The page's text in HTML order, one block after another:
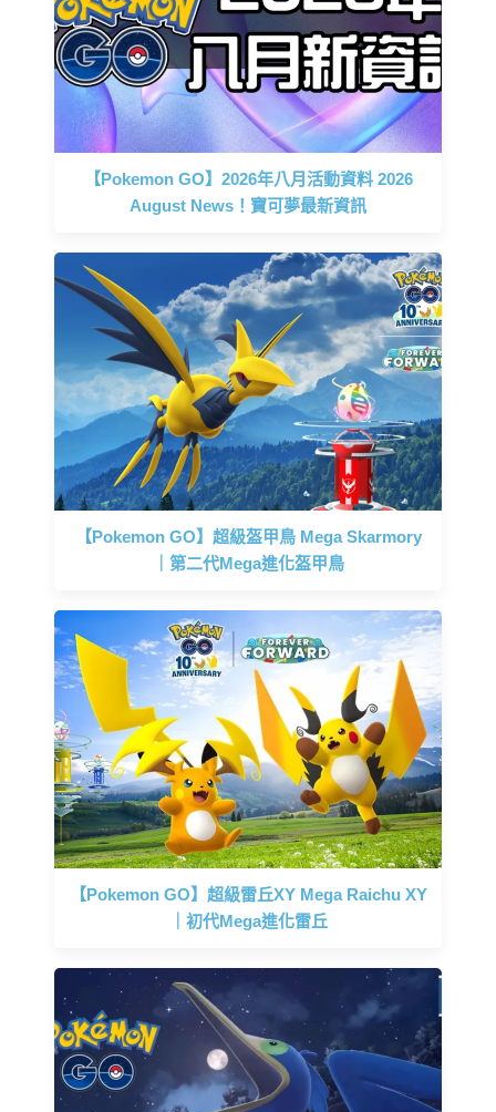
【Pokemon GO】2026年八月活動資料 2026
August News！寶可夢最新資訊
【Pokemon GO】超級盔甲鳥 Mega Skarmory
｜第二代Mega進化盔甲鳥
【Pokemon GO】超級雷丘XY Mega Raichu XY
｜初代Mega進化雷丘